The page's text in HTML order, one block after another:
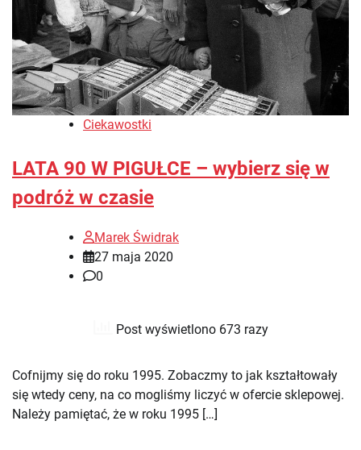
Ciekawostki
LATA 90 W PIGUŁCE – wybierz się w
podróż w czasie
Marek Świdrak
27 maja 2020
0
Post wyświetlono 673 razy
Cofnijmy się do roku 1995. Zobaczmy to jak kształtowały
się wtedy ceny, na co mogliśmy liczyć w ofercie sklepowej.
Należy pamiętać, że w roku 1995 […]